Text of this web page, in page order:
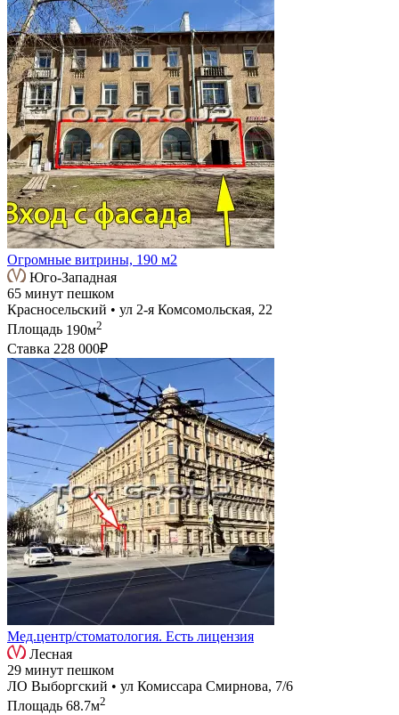
Огромные витрины, 190 м2
Юго-Западная
65 минут пешком
Красносельский • ул 2-я Комсомольская, 22
Площадь 190м2
Ставка 228 000₽
Мед.центр/стоматология. Есть лицензия
Лесная
29 минут пешком
ЛО Выборгский • ул Комиссара Смирнова, 7/6
Площадь 68.7м2